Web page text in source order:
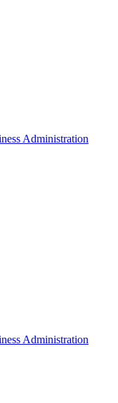
Administration
Administration